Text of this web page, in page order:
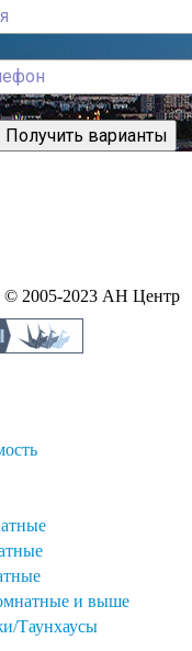
Получить варианты
© 2005-2023 АН Центр
и выше
Таунхаусы